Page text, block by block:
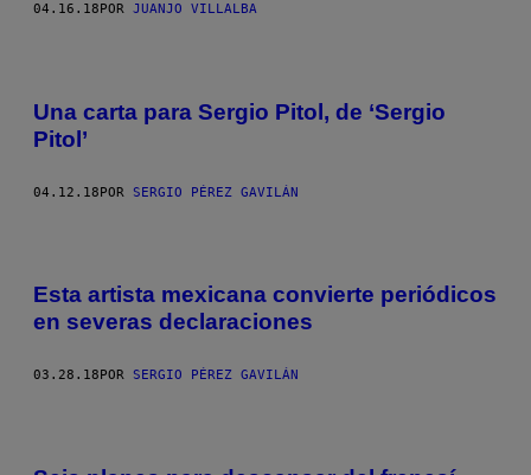
04.16.18 POR JUANJO VILLALBA
Una carta para Sergio Pitol, de ‘Sergio
Pitol’
04.12.18POR SERGIO PÉREZ GAVILÁN
Esta artista mexicana convierte periódicos
en severas declaraciones
03.28.18 POR SERGIO PÉREZ GAVILÁN